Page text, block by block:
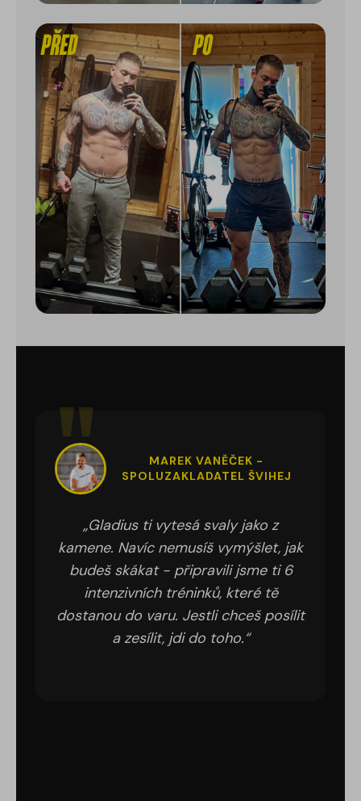
MAREK VANĚČEK -
SPOLUZAKLADATEL ŠVIHEJ
„Gladius ti vytesá svaly jako z
kamene. Navíc nemusíš vymýšlet, jak
budeš skákat - připravili jsme ti 6
intenzivních tréninků, které tě
dostanou do varu. Jestli chceš posílit
a zesílit, jdi do toho.“